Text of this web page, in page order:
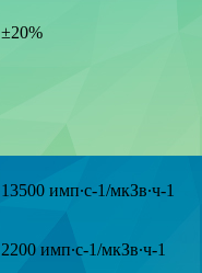
±20%
13500 имп·с-1/мкЗв·ч-1
2200 имп·с-1/мкЗв·ч-1